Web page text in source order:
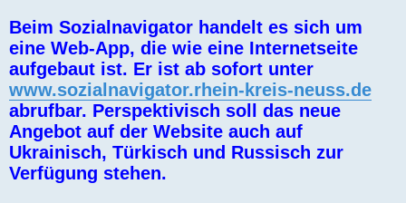
Beim Sozialnavigator handelt es sich um
eine Web-App, die wie eine Internetseite
aufgebaut ist. Er ist ab sofort unter
www.sozialnavigator.rhein-kreis-neuss.de
abrufbar. Perspektivisch soll das neue
Angebot auf der Website auch auf
Ukrainisch, Türkisch und Russisch zur
Verfügung stehen.